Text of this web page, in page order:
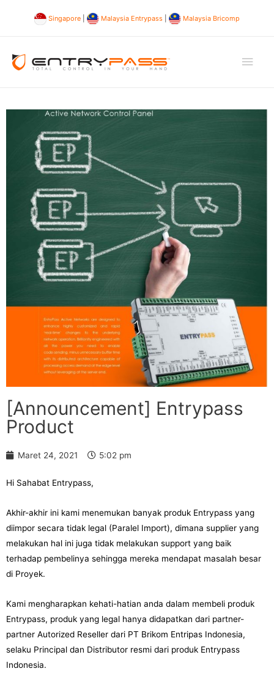
Singapore Malaysia Entrypass Malaysia Bricomp
[Announcement] Entrypass
Product
Maret 24, 2021 5:02 pm
Hi Sahabat Entrypass,
Akhir-akhir ini kami menemukan banyak produk Entrypass yang
diimpor secara tidak legal (Paralel Import), dimana supplier yang
melakukan hal ini juga tidak melakukan support yang baik
terhadap pembelinya sehingga mereka mendapat masalah besar
di Proyek.
Kami mengharapkan kehati-hatian anda dalam membeli produk
Entrypass, produk yang legal hanya didapatkan dari partner-
partner Autorized Reseller dari PT Brikom Entripas Indonesia,
selaku Principal dan Distributor resmi dari produk Entrypass
Indonesia.